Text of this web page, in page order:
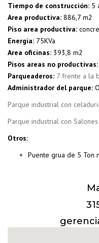
Tiempo de construcción: 5
Area productiva: 886,7 m2
Piso area productiva:
Energia: 75KVa
Area oficinas: 393,8 m2
Pisos areas no productivas:
Parqueaderos: 7 frente a la
Administrador del parque:
Parque industrial con
Parque industrial con
Otros:
Puente grua de 5 Ton